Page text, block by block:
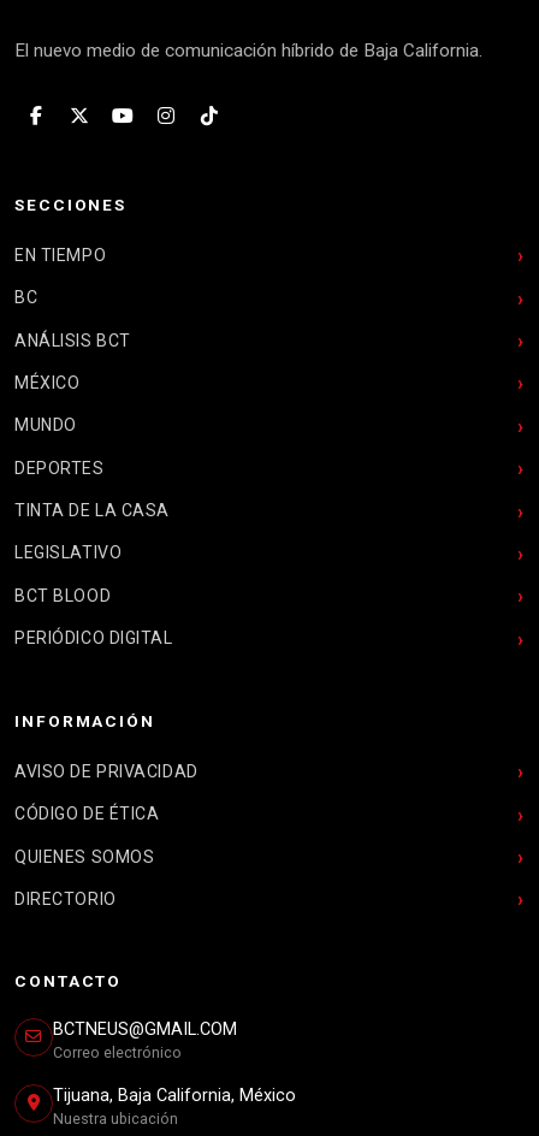
El nuevo medio de comunicación híbrido de Baja California.
SECCIONES
EN TIEMPO
BC
ANÁLISIS BCT
MÉXICO
MUNDO
DEPORTES
TINTA DE LA CASA
LEGISLATIVO
BCT BLOOD
PERIÓDICO DIGITAL
INFORMACIÓN
AVISO DE PRIVACIDAD
CÓDIGO DE ÉTICA
QUIENES SOMOS
DIRECTORIO
CONTACTO
BCTNEUS@GMAIL.COM
Correo electrónico
Tijuana, Baja California, México
Nuestra ubicación